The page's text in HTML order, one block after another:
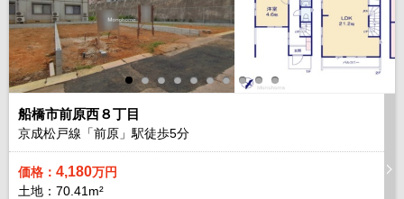
船橋市前原西８丁目
京成松戸線「前原」駅徒歩5分
価格： 4,180万円
土地：70.41m²